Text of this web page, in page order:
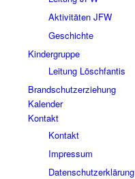
Aktivitäten JFW
Geschichte
Kindergruppe
Leitung Löschfantis
Brandschutzerziehung
Kalender
Kontakt
Kontakt
Impressum
Datenschutzerklärung